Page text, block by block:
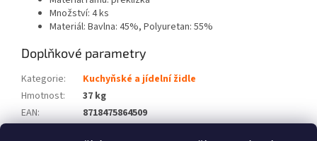
Množství: 4 ks
Materiál: Bavlna: 45%, Polyuretan: 55%
Doplňkové parametry
Kategorie:
Kuchyňské a jídelní židle
Hmotnost:
37 kg
EAN:
8718475864509